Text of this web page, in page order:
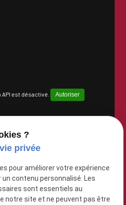
est désactivé. Autoriser
?
privée
pour améliorer votre expérience
contenu personnalisé. Les
sont essentiels au
notre site et ne peuvent pas être